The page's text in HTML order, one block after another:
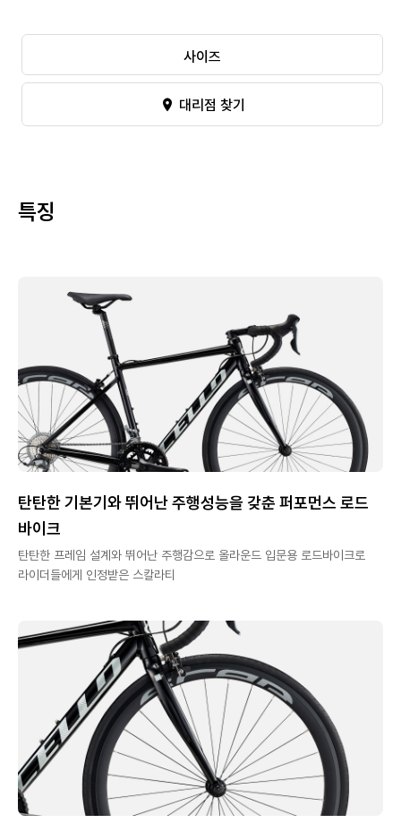
사이즈
대리점 찾기
특징
탄탄한 기본기와 뛰어난 주행성능을 갖춘 퍼포먼스 로드
바이크
탄탄한 프레임 설계와 뛰어난 주행감으로 올라운드 입문용 로드바이크로
라이더들에게 인정받은 스칼라티